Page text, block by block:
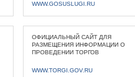
WWW.GOSUSLUGI.RU
ОФИЦИАЛЬНЫЙ САЙТ ДЛЯ
РАЗМЕЩЕНИЯ ИНФОРМАЦИИ О
ПРОВЕДЕНИИ ТОРГОВ
WWW.TORGI.GOV.RU